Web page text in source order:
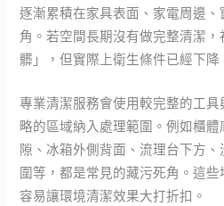
逐漸累積在家具表面、家電周邊
角。若空間長期沒有做完整清潔
髒」，但實際上衛生條件已經下降
專業清潔服務會使用較完整的工
略的區域納入處理範圍。例如櫃
隙、冰箱外側背面、流理台下方
圍等，都是常見的藏污死角。這
容易讓環境清潔效果大打折扣。